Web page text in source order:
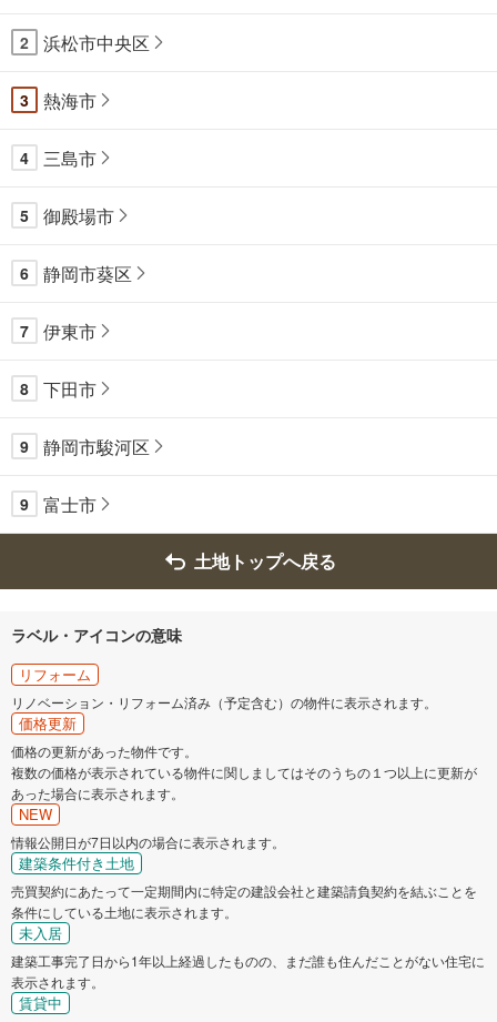
存
す
る
2 浜松市中央区
3 熱海市
4 三島市
5 御殿場市
6 静岡市葵区
7 伊東市
8 下田市
9 静岡市駿河区
9 富士市
土地トップへ戻る
ラベル・アイコンの意味
リフォーム
リノベーション・リフォーム済み（予定含む）の物件に表示されます。
価格更新
価格の更新があった物件です。
複数の価格が表示されている物件に関しましてはそのうちの１つ以上に更新が
あった場合に表示されます。
NEW
情報公開日が7日以内の場合に表示されます。
建築条件付き土地
売買契約にあたって一定期間内に特定の建設会社と建築請負契約を結ぶことを
条件にしている土地に表示されます。
未入居
建築工事完了日から1年以上経過したものの、まだ誰も住んだことがない住宅に
表示されます。
賃貸中